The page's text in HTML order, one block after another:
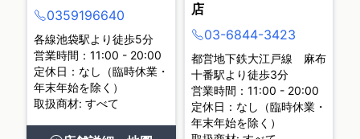
0359196640
各線池袋駅より徒歩5分
営業時間：11:00 - 20:00
定休日：なし（臨時休業・
年末年始を除く）
取扱商材: すべて
店
03-6844-3423
都営地下鉄大江戸線 麻布
十番駅より徒歩3分
営業時間：11:00 - 20:00
定休日：なし（臨時休業・
年末年始を除く）